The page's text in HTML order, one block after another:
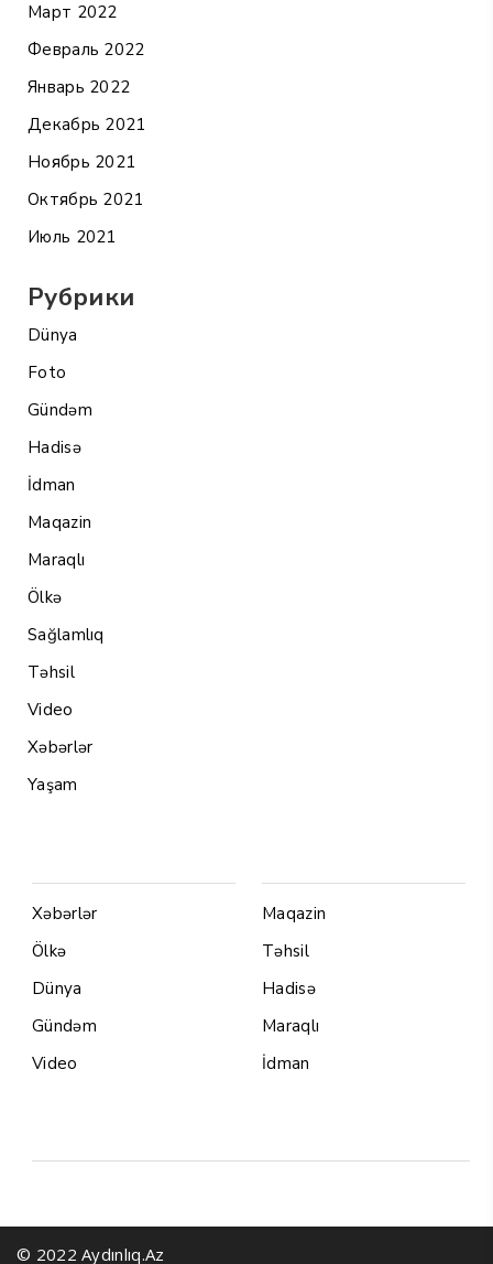
Март 2022
Февраль 2022
Январь 2022
Декабрь 2021
Ноябрь 2021
Октябрь 2021
Июль 2021
Рубрики
Dünya
Foto
Gündəm
Hadisə
İdman
Maqazin
Maraqlı
Ölkə
Sağlamlıq
Təhsil
Video
Xəbərlər
Yaşam
Xəbərlər
Ölkə
Dünya
Gündəm
Video
Maqazin
Təhsil
Hadisə
Maraqlı
İdman
© 2022 Aydınlıq.Az